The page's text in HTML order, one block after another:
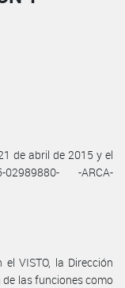
de abril de 2015 y el
-ARCA-
VISTO, la Dirección
las funciones como